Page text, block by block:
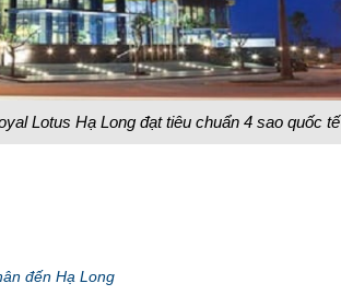
Lotus Hạ Long đạt tiêu chuẩn 4 sao quốc tế
đến Hạ Long